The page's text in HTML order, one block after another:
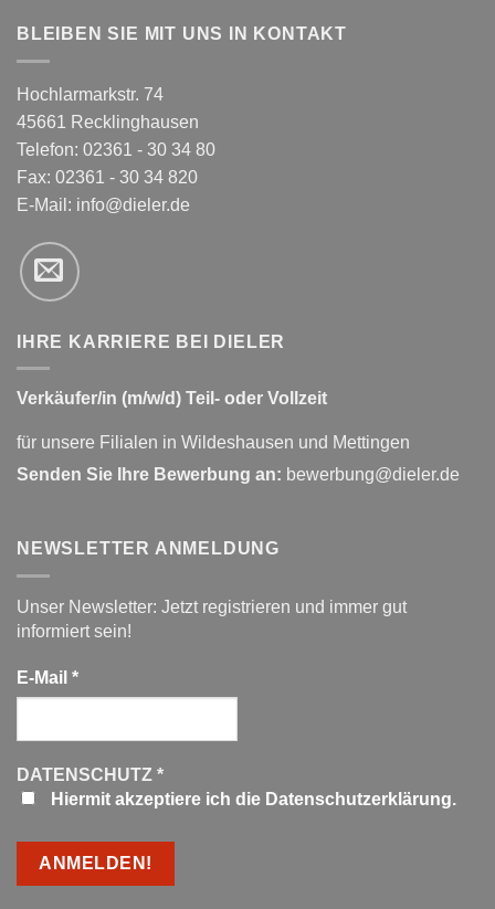
BLEIBEN SIE MIT UNS IN KONTAKT
Hochlarmarkstr. 74
45661 Recklinghausen
Telefon: 02361 - 30 34 80
Fax: 02361 - 30 34 820
E-Mail: info@dieler.de
IHRE KARRIERE BEI DIELER
Verkäufer/in (m/w/d) Teil- oder Vollzeit
für unsere Filialen in Wildeshausen und Mettingen
Senden Sie Ihre Bewerbung an: bewerbung@dieler.de
NEWSLETTER ANMELDUNG
Unser Newsletter: Jetzt registrieren und immer gut
informiert sein!
E-Mail *
DATENSCHUTZ *
Hiermit akzeptiere ich die Datenschutzerklärung.